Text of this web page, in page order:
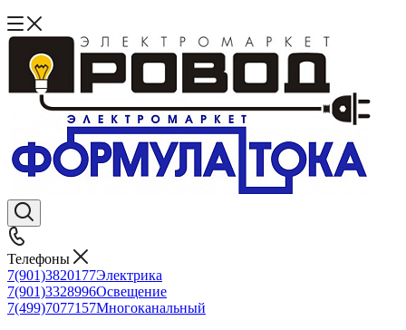
Телефоны
7(901)3820177Электрика
7(901)3328996Освещение
7(499)7077157Многоканальный